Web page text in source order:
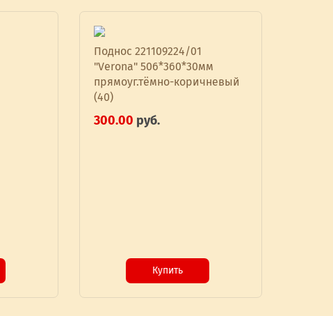
Поднос 221109224/01
"Verona" 506*360*30мм
прямоуг.тёмно-коричневый
(40)
300.00 руб.
Купить